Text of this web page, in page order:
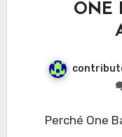
ONE
Perché One Battle After Another è il film